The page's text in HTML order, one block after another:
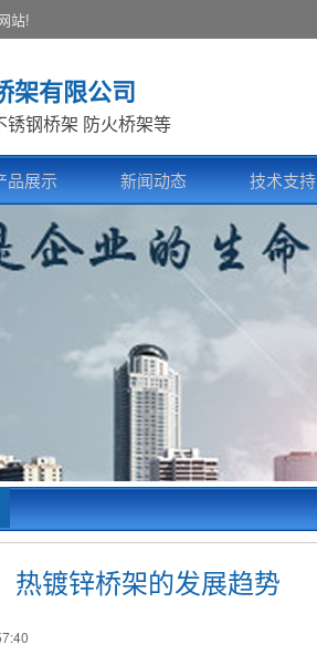
站!
架有限公司
锈钢桥架 防火桥架等
品展示 新闻动态 技术支持
热镀锌桥架的发展趋势